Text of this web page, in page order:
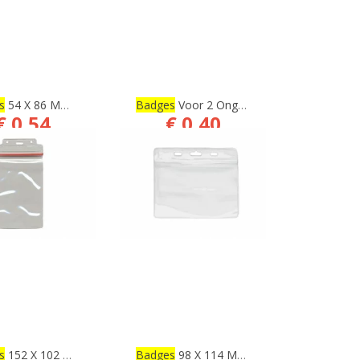
54 X 86 Mm, Biologisch Afbreekbar
0,54
€ 0,45
Badges Voor 2 Ongelijke Kaarten, 124 X 95 Mm
€ 0,40
BESTELLEN
152 X 102 Mm Incl. Gripsluiting Badges 98 X 114 Mm Incl. Gripafsluiting